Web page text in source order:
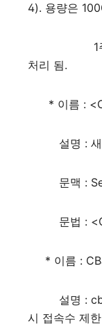
4). 용량은
1주에
처리 됨.
* 이름 :
설명 : 새로
문맥 :
문법 :
* 이름 :
설명 :
시 접속수 제한